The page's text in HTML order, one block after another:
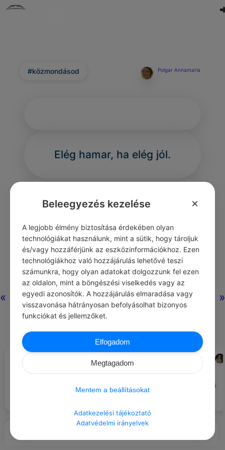
« »
#közmondásod Polgar Annamaria
Elég hamar, ha elég jól.
Nincs még
hozzászólás.
#IDÉZETEK MUNKA
elvégezte az, aki hozzákezdett.
BENJAMIN FRANKLIN
Vásároljátok meg azt, a mire
múlva kénytelenek lesztek eladni
azt, a mire szükségetek van.
Beleegyezés kezelése ×
A legjobb élmény biztosítása érdekében olyan
technológiákat használunk, mint a sütik, hogy tároljuk
és/vagy hozzáférjünk az eszközinformációkhoz. Ezen
technológiákhoz való hozzájárulás lehetővé teszi
számunkra, hogy olyan adatokat dolgozzunk fel ezen
az oldalon, mint a böngészési viselkedés vagy az
egyedi azonosítók. A hozzájárulás elmaradása vagy
visszavonása hátrányosan befolyásolhat bizonyos
funkciókat és jellemzőket.
Elfogadom
Megtagadom
Mentem a beállításokat
Adatkezelési tájékoztató
Adatvédelmi irányelvek